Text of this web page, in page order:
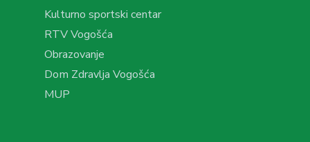
Kulturno sportski centar
RTV Vogošća
Obrazovanje
Dom Zdravlja Vogošća
MUP